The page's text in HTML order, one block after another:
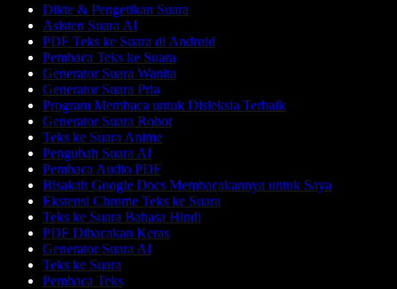
Dikte & Pengetikan Suara
Asisten Suara AI
PDF Teks ke Suara di Android
Pembaca Teks ke Suara
Generator Suara Wanita
Generator Suara Pria
Program Membaca untuk Disleksia Terbaik
Generator Suara Robot
Teks ke Suara Anime
Pengubah Suara AI
Pembaca Audio PDF
Bisakah Google Docs Membacakannya untuk Saya
Ekstensi Chrome Teks ke Suara
Teks ke Suara Bahasa Hindi
PDF Dibacakan Keras
Generator Suara AI
Teks ke Suara
Pembaca Teks